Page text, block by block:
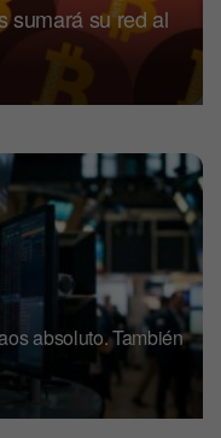
sumará su red al
absoluto. También